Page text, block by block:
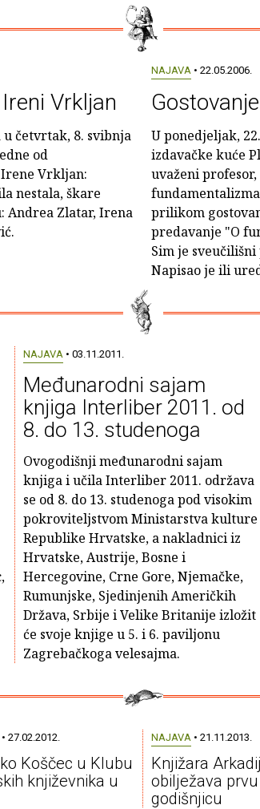
Vrkljan
četvrtak, 8. svibnja
od
Vrkljan:
nestala, škare
Andrea Zlatar, Irena
NAJAVA• 22.05.2006.
U ponedjeljak,
izdavačke kuće
uvaženi
prilikom
predavanje "O
Sim je
Napisao je ili
NAJAVA• 03.11.2011.
Međunarodni sajam
knjiga Interliber 2011. od
8. do 13. studenoga
Ovogodišnji međunarodni sajam
knjiga i učila Interliber 2011. održava
se od 8. do 13. studenoga pod visokim
pokroviteljstvom Ministarstva kulture
Republike Hrvatske, a nakladnici iz
Hrvatske, Austrije, Bosne i
Hercegovine, Crne Gore, Njemačke,
Rumunjske, Sjedinjenih Američkih
Država, Srbije i Velike Britanije izložit
će svoje knjige u 5. i 6. paviljonu
Zagrebačkoga velesajma.
27.02.2012.
Koščec u Klubu
književnika u
NAJAVA• 21.11.2013.
Knjižara
obilježava prvu
godišnjicu